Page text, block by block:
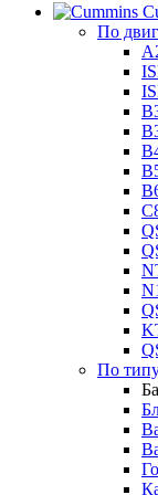
По
По